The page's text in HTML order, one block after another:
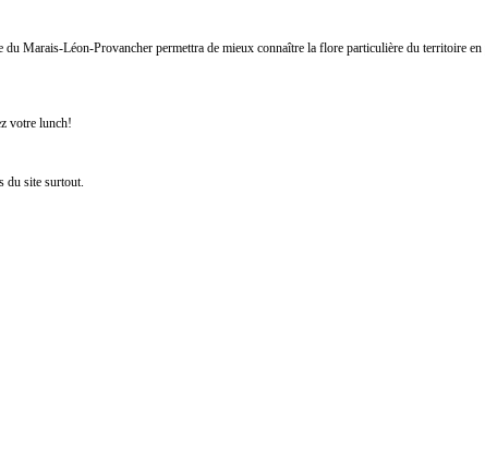
Marais-Léon-Provancher permettra de mieux connaître la flore particulière du territoire
votre lunch!
du site surtout.